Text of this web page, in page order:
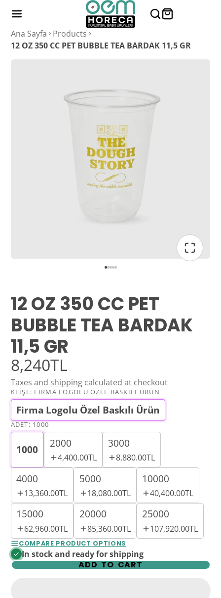
Ana Sayfa
Products
12 OZ 350 CC PET BUBBLE TEA BARDAK 11,5 GR
12 OZ 350 CC PET
BUBBLE TEA BARDAK
11,5 GR
8,240TL
Taxes and shippingcalculated at checkout
KLİŞE: FIRMA LOGOLU ÖZEL BASKILI ÜRÜN
Firma Logolu Özel Baskılı Ürün
ADET:1000
1000
2000
4,400.00TL
3000
8,880.00TL
4000
13,360.00TL
5000
18,080.00TL
10000
40,400.00TL
15000
62,960.00TL
20000
85,360.00TL
25000
107,920.00TL
COMPARE PRODUCT OPTIONS
In stock and ready for shipping
ADD TO CART